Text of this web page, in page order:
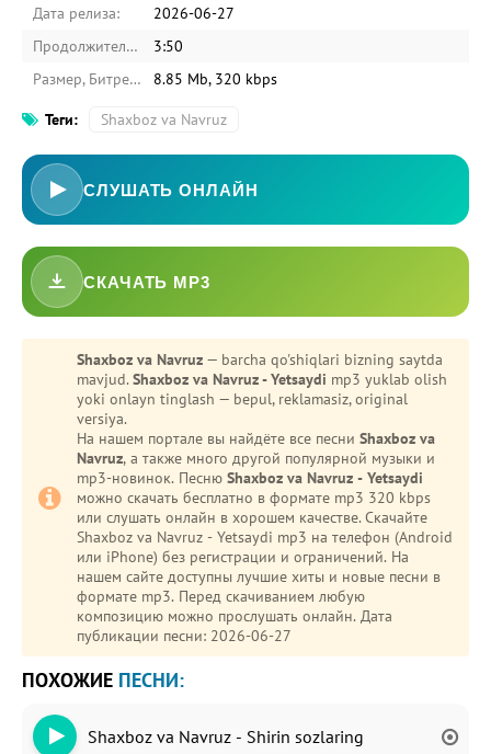
Дата релиза:
2026-06-27
Продолжительность:
3:50
Размер, Битрейт:
8.85 Mb, 320 kbps
Теги: Shaxboz va Navruz
СЛУШАТЬ ОНЛАЙН
СКАЧАТЬ MP3
Shaxboz va Navruz — barcha qo'shiqlari bizning saytda
mavjud. Shaxboz va Navruz - Yetsaydi mp3 yuklab olish
yoki onlayn tinglash — bepul, reklamasiz, original
versiya.
На нашем портале вы найдёте все песни Shaxboz va
Navruz, а также много другой популярной музыки и
mp3-новинок. Песню Shaxboz va Navruz - Yetsaydi
можно скачать бесплатно в формате mp3 320 kbps
или слушать онлайн в хорошем качестве. Скачайте
Shaxboz va Navruz - Yetsaydi mp3 на телефон (Android
или iPhone) без регистрации и ограничений. На
нашем сайте доступны лучшие хиты и новые песни в
формате mp3. Перед скачиванием любую
композицию можно прослушать онлайн. Дата
публикации песни: 2026-06-27
ПОХОЖИЕ ПЕСНИ:
Shaxboz va Navruz - Shirin sozlaring
Bezori
Oshiq edim